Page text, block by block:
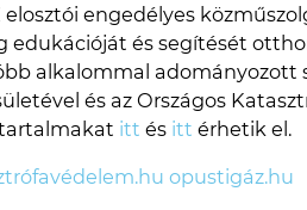
elosztói engedélyes
edukációját és segítését
alkalommal adományozott
és az Országos
itt és itt érhetik el.
opustigáz.hu